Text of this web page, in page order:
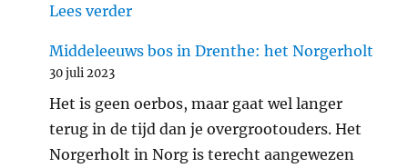
Lees verder"Araschnia levana: landkaartje"
Middeleeuws bos in Drenthe: het Norgerholt
30 juli 2023
Het is geen oerbos, maar gaat wel langer
terug in de tijd dan je overgrootouders. Het
Norgerholt in Norg is terecht aangewezen